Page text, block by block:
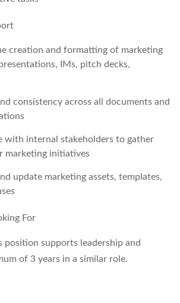
creation and formatting of marketing
IMs, pitch decks,
consistency across all documents and
with internal stakeholders to gather
marketing initiatives
update marketing assets, templates,
For
position supports leadership and
of 3 years in a similar role.